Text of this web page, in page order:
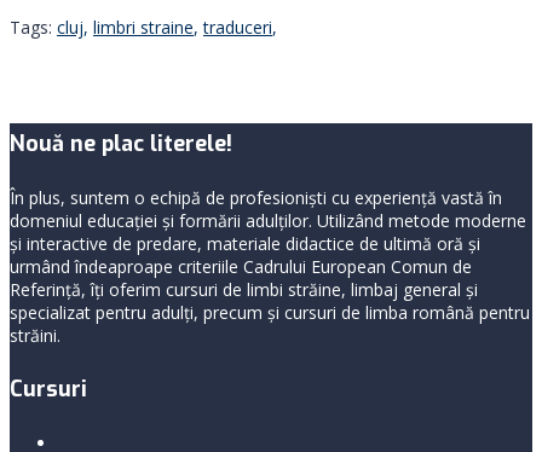
Tags: cluj, limbri straine, traduceri,
Nouă ne plac literele!
În plus, suntem o echipă de profesioniști cu experiență vastă în
domeniul educației și formării adulților. Utilizând metode moderne
și interactive de predare, materiale didactice de ultimă oră și
urmând îndeaproape criteriile Cadrului European Comun de
Referință, îți oferim cursuri de limbi străine, limbaj general şi
specializat pentru adulți, precum și cursuri de limba română pentru
străini.
Cursuri